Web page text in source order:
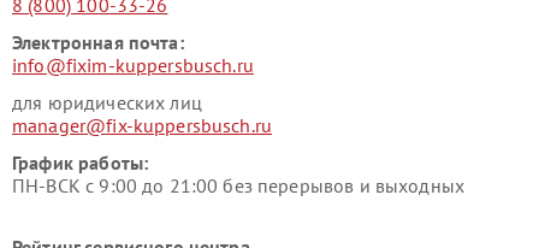
8 (800) 100-33-26
Электронная почта:
info@fixim-kuppersbusch.ru
для юридических лиц
manager@fix-kuppersbusch.ru
График работы:
ПН-ВСК с 9:00 до 21:00 без перерывов и выходных